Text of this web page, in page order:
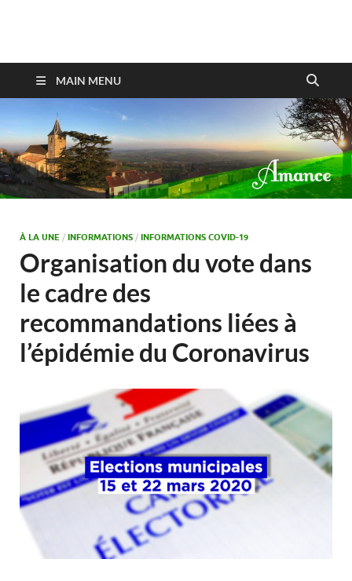
Amance
MAIN MENU
À LA UNE / INFORMATIONS / INFORMATIONS COVID-19
Organisation du vote dans
le cadre des
recommandations liées à
l’épidémie du Coronavirus